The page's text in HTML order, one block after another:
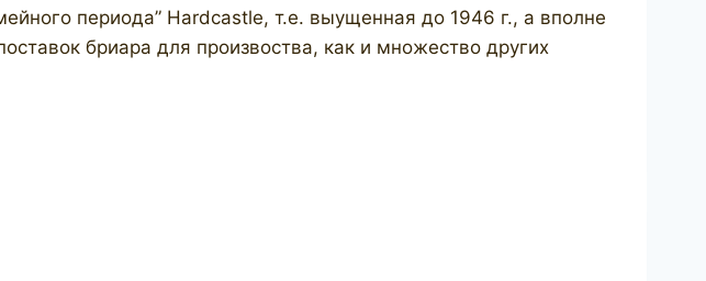
периода” Hardcastle, т.е. выущенная до 1946 г., а вполне
бриара для произвоства, как и множество других